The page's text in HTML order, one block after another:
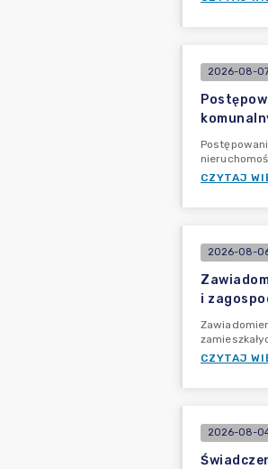
2026-08-07
CZYTAJ
2026-08-
i
CZYTAJ
2026-08-04